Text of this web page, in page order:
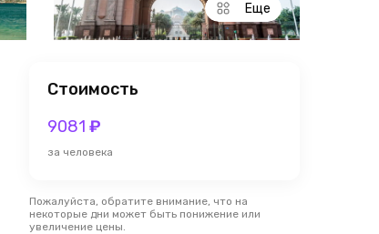
Еще
Стоимость
9081 ₽
за человека
Пожалуйста, обратите внимание, что на
некоторые дни может быть понижение или
увеличение цены.